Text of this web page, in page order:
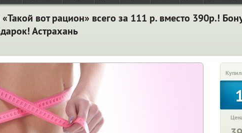
вот рацион» всего за 111 р. вместо 390р.!
Астрахань